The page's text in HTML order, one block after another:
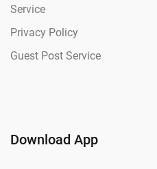
Service
Privacy Policy
Guest Post Service
Download App